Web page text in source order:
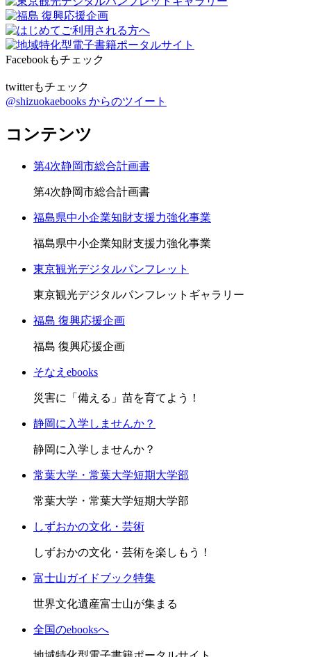
Facebookもチェック
twitterもチェック
@shizuokaebooks からのツイート
コンテンツ
第4次静岡市総合計画書
第4次静岡市総合計画書
福島県中小企業知財支援力強化事業
福島県中小企業知財支援力強化事業
東京観光デジタルパンフレット
東京観光デジタルパンフレットギャラリー
福島 復興応援企画
福島 復興応援企画
そなえebooks
災害に「備える」苗を育てよう！
静岡に入学しませんか？
静岡に入学しませんか？
常葉大学・常葉大学短期大学部
常葉大学・常葉大学短期大学部
しずおかの文化・芸術
しずおかの文化・芸術を楽しもう！
富士山ガイドブック特集
世界文化遺産富士山が集まる
全国のebooksへ